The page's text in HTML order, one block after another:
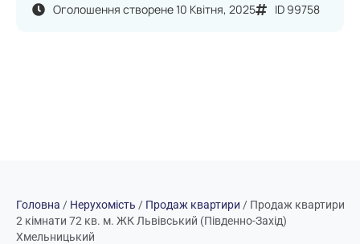
Оголошення створене 10 Квітня, 2025 ID 99758
Головна / Нерухомість / Продаж квартири / Продаж квартири
2 кімнати 72 кв. м. ЖК Львівський (Південно-Захід)
Хмельницький